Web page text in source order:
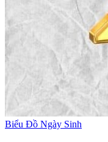
Biểu Đồ Ngày Sinh